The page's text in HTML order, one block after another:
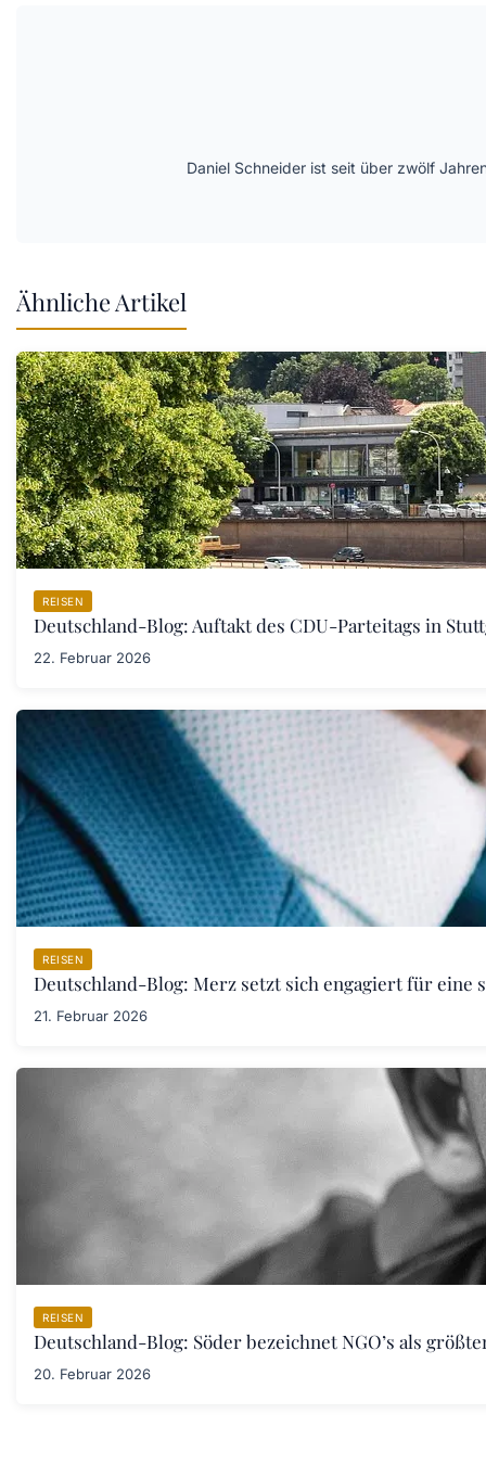
Daniel Schneider ist seit über zwölf
Ähnliche Artikel
REISEN
Deutschland-Blog: Auftakt des CDU-Parteitags in
22. Februar 2026
REISEN
Deutschland-Blog: Merz setzt sich engagiert für eine
21. Februar 2026
REISEN
Deutschland-Blog: Söder bezeichnet NGO’s als
20. Februar 2026